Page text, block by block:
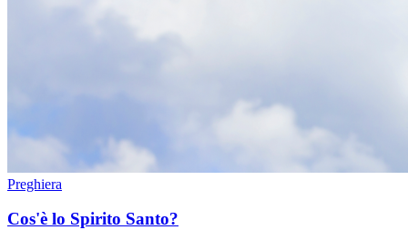
Preghiera
Cos'è lo Spirito Santo?